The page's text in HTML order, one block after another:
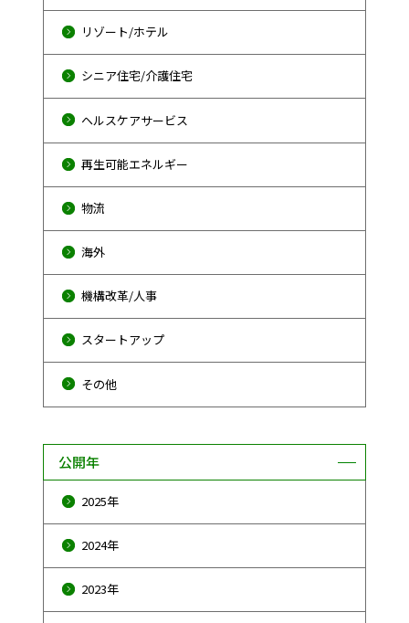
リゾート/ホテル
シニア住宅/介護住宅
ヘルスケアサービス
再生可能エネルギー
物流
海外
機構改革/人事
スタートアップ
その他
公開年
2025年
2024年
2023年